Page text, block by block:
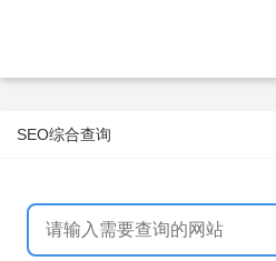
SEO综合查询